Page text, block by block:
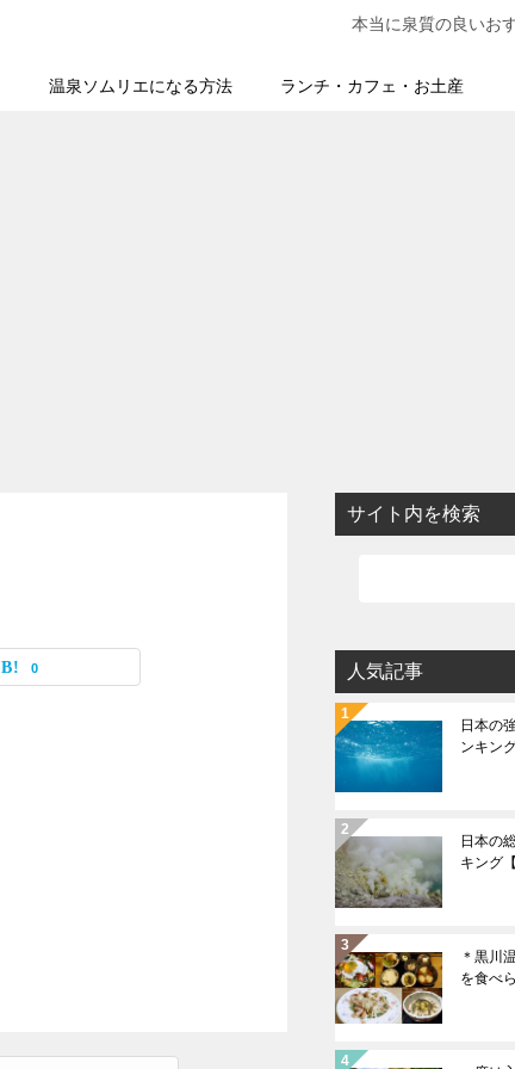
本当に泉質の良いお
温泉ソムリエになる方法 ランチ・カフェ・お土産
0
サイト内を検索
人気記事
日本の
ンキン
日本の
キング
＊黒川
を食べ